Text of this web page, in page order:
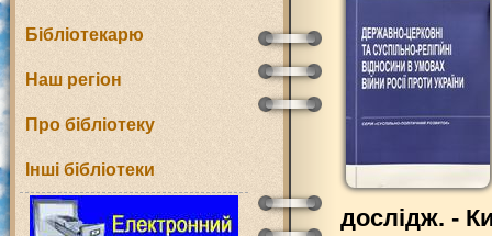
Бібліотекарю
Наш регіон
Про бібліотеку
Інші бібліотеки
дослідж. -